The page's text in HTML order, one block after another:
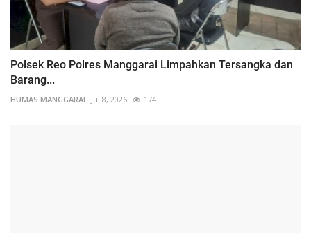
Polsek Reo Polres Manggarai Limpahkan Tersangka dan
Barang...
HUMAS MANGGARAI Jul 8, 2026 174